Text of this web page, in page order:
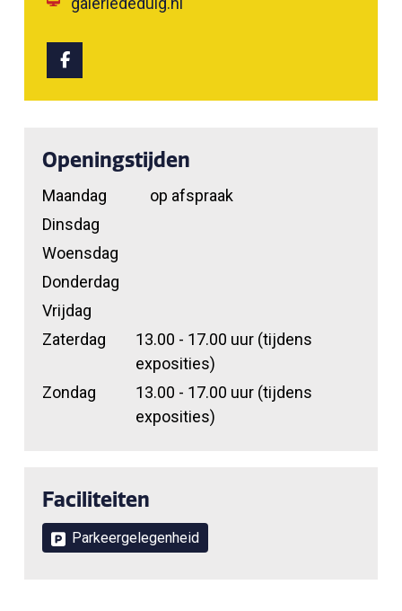
Openingstijden
Maandag
op afspraak
Dinsdag
Woensdag
Donderdag
Vrijdag
Zaterdag
13.00 - 17.00 uur (tijdens
exposities)
Zondag
13.00 - 17.00 uur (tijdens
exposities)
Faciliteiten
Parkeergelegenheid